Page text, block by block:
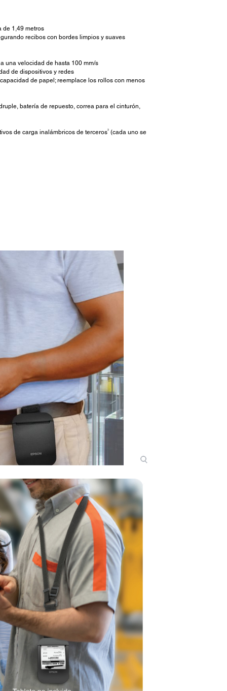
de 1,49 metros
recibos con bordes limpios y suaves
una velocidad de hasta 100 mm/s
de dispositivos y redes
de papel; reemplace los rollos con menos
batería de repuesto, correa para el cinturón,
de carga inalámbricos de terceros3(cada uno se